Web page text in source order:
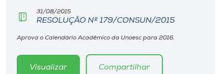
CPA
Biblioteca
Editora
31/08/2015
RESOLUÇÃO Nº 179/CONSUN/2015
Aprova o Calendário Acadêmico da Unoesc para 2016.
Visualizar Compartilhar